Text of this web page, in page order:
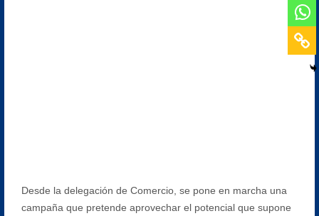
Desde la delegación de Comercio, se pone en marcha una
campaña que pretende aprovechar el potencial que supone